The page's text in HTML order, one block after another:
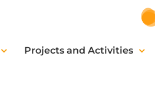
Projects and Activities